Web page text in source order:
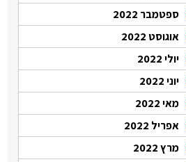
ספטמבר 2022
אוגוסט 2022
יולי 2022
יוני 2022
מאי 2022
אפריל 2022
מרץ 2022